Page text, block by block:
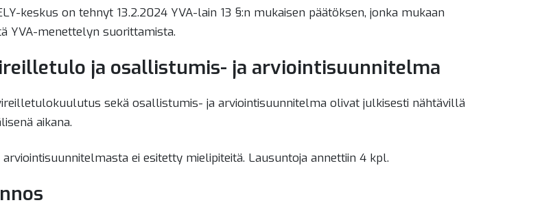
keskus on tehnyt 13.2.2024 YVA-lain 13 §:n mukaisen päätöksen, jonka mukaan
YVA-menettelyn suorittamista.
ja osallistumis- ja arviointisuunnitelma
sekä osallistumis- ja arviointisuunnitelma olivat julkisesti nähtävillä
aikana.
ei esitetty mielipiteitä. Lausuntoja annettiin 4 kpl.